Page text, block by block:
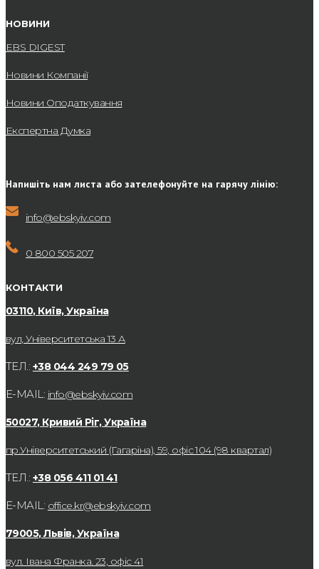
НОВИНИ
EBS DIGEST
Новини Компанії
Новини Оподаткування
Експертна Думка
Напишіть нам листа або зателефонуйте на гарячу лінію:
info@ebskyiv.com
0 800 505 207
КОНТАКТИ
03110, Київ, Україна
вул, Університетська 13 А
ТЕЛ.: +38 044 249 79 05
E-MAIL: info@ebskyiv.com
50027, Кривий Ріг, Україна
пр.Університетський (Гагаріна), 59, офіс 104 (98 квартал)
ТЕЛ.: +38 056 411 01 41
E-MAIL: office.kr@ebskyiv.com
79005, Львів, Україна
вул. Івана Франка. 23, офіс 41